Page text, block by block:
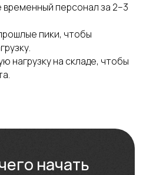
персонал за 2–3
пики, чтобы
нагрузку на складе, чтобы